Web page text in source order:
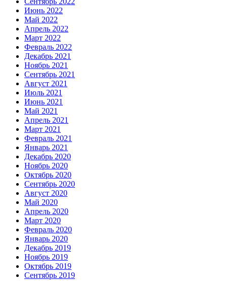
Июнь 2022
Май 2022
Апрель 2022
Март 2022
Февраль 2022
Декабрь 2021
Ноябрь 2021
Сентябрь 2021
Август 2021
Июль 2021
Июнь 2021
Май 2021
Апрель 2021
Март 2021
Февраль 2021
Январь 2021
Декабрь 2020
Ноябрь 2020
Октябрь 2020
Сентябрь 2020
Август 2020
Май 2020
Апрель 2020
Март 2020
Февраль 2020
Январь 2020
Декабрь 2019
Ноябрь 2019
Октябрь 2019
Сентябрь 2019